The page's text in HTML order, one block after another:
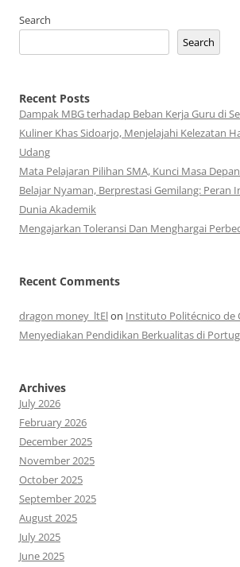
Search
Search
Recent Posts
Dampak MBG terhadap Beban Kerja Guru di
Kuliner Khas Sidoarjo, Menjelajahi Kelezatan
Udang
Mata Pelajaran Pilihan SMA, Kunci Masa
Belajar Nyaman, Berprestasi Gemilang: Peran
Dunia Akademik
Mengajarkan Toleransi Dan Menghargai
Recent Comments
dragon money_ltElon Instituto Politécnico de
Menyediakan Pendidikan Berkualitas di
Archives
July 2026
February 2026
December 2025
November 2025
October 2025
September 2025
August 2025
July 2025
June 2025